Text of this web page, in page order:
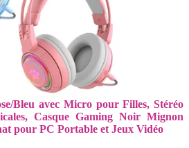
Bleu avec Micro pour Filles, Stéréo
Casque Gaming Noir Mignon
pour PC Portable et Jeux Vidéo